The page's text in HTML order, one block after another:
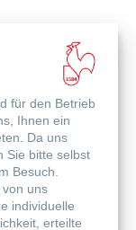
für den Betrieb
Ihnen ein
Da uns
Sie bitte selbst
Besuch.
uns
individuelle
erteilte